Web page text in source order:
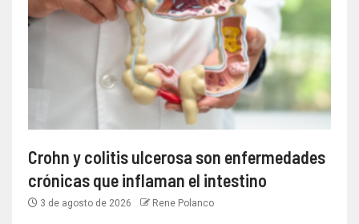
Crohn y colitis ulcerosa son enfermedades
crónicas que inflaman el intestino
3 de agosto de 2026 Rene Polanco